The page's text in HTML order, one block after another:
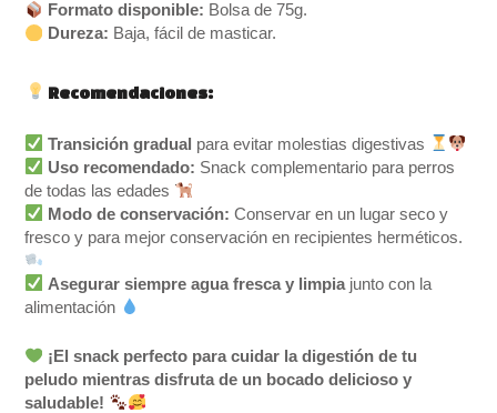
Formato disponible: Bolsa de 75g.
Dureza: Baja, fácil de masticar.
Recomendaciones:
Transición gradual para evitar molestias digestivas
Uso recomendado: Snack complementario para perros
de todas las edades
Modo de conservación: Conservar en un lugar seco y
fresco y para mejor conservación en recipientes herméticos.
Asegurar siempre agua fresca y limpia junto con la
alimentación
¡El snack perfecto para cuidar la digestión de tu
peludo mientras disfruta de un bocado delicioso y
saludable!